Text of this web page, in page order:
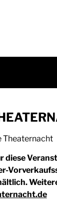
Theaternacht
diese